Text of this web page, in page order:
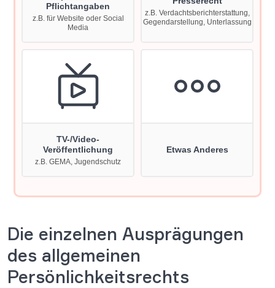
Die einzelnen Ausprägungen
des allgemeinen
Persönlichkeitsrechts